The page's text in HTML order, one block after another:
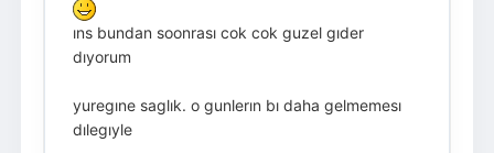
ıns bundan soonrası cok cok guzel gıder
dıyorum
yuregıne saglık. o gunlerın bı daha gelmemesı
dılegıyle